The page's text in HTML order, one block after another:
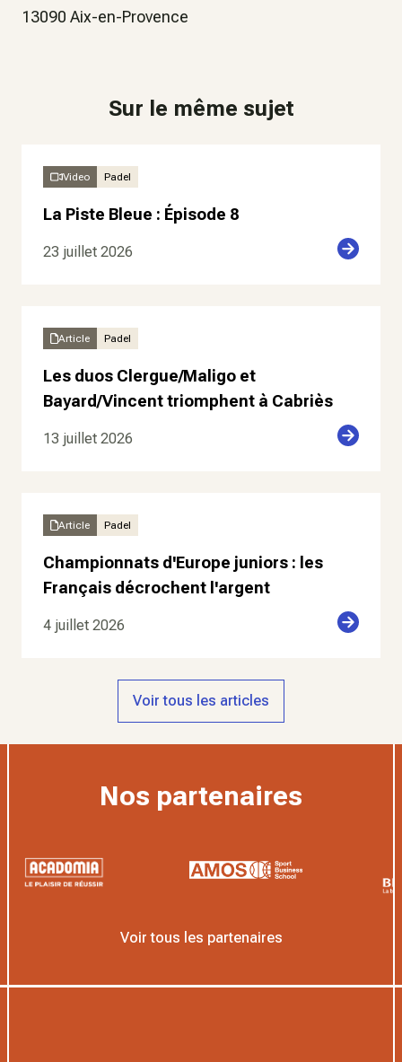
13090 Aix-en-Provence
Sur le même sujet
Video Padel
La Piste Bleue : Épisode 8
23 juillet 2026
Article Padel
Les duos Clergue/Maligo et
Bayard/Vincent triomphent à Cabriès
13 juillet 2026
Article Padel
Championnats d'Europe juniors : les
Français décrochent l'argent
4 juillet 2026
Voir tous les articles
Nos partenaires
Voir tous les partenaires